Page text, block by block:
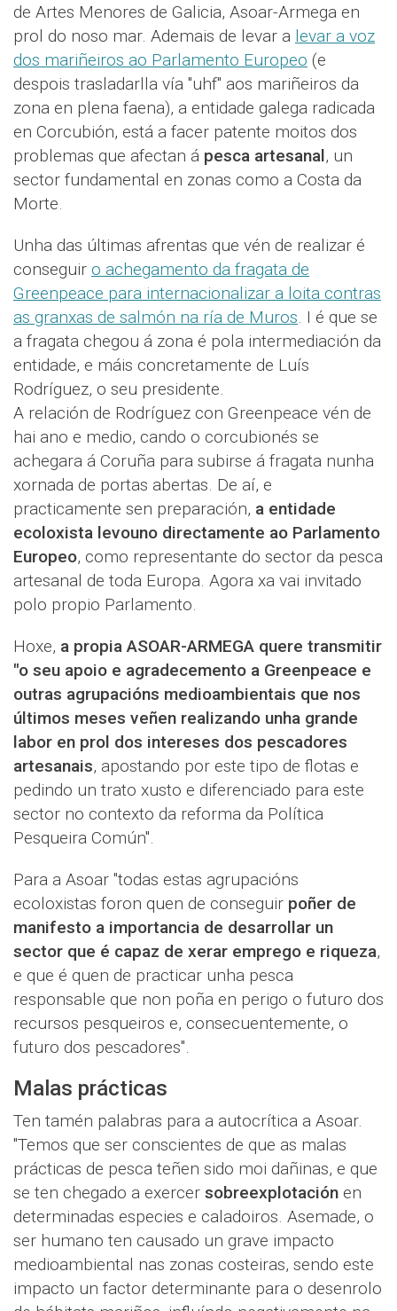
de Artes Menores de Galicia, Asoar-Armega en
prol do noso mar. Ademais de levar a levar a voz
dos mariñeiros ao Parlamento Europeo (e
despois trasladarlla vía "uhf" aos mariñeiros da
zona en plena faena), a entidade galega radicada
en Corcubión, está a facer patente moitos dos
problemas que afectan á pesca artesanal, un
sector fundamental en zonas como a Costa da
Morte.
Unha das últimas afrentas que vén de realizar é
conseguir o achegamento da fragata de
Greenpeace para internacionalizar a loita contras
as granxas de salmón na ría de Muros. I é que se
a fragata chegou á zona é pola intermediación da
entidade, e máis concretamente de Luís
Rodríguez, o seu presidente.
A relación de Rodríguez con Greenpeace vén de
hai ano e medio, cando o corcubionés se
achegara á Coruña para subirse á fragata nunha
xornada de portas abertas. De aí, e
practicamente sen preparación, a entidade
ecoloxista levouno directamente ao Parlamento
Europeo, como representante do sector da pesca
artesanal de toda Europa. Agora xa vai invitado
polo propio Parlamento.
Hoxe, a propia ASOAR-ARMEGA quere transmitir
"o seu apoio e agradecemento a Greenpeace e
outras agrupacións medioambientais que nos
últimos meses veñen realizando unha grande
labor en prol dos intereses dos pescadores
artesanais, apostando por este tipo de flotas e
pedindo un trato xusto e diferenciado para este
sector no contexto da reforma da Política
Pesqueira Común".
Para a Asoar "todas estas agrupacións
ecoloxistas foron quen de conseguir poñer de
manifesto a importancia de desarrollar un
sector que é capaz de xerar emprego e riqueza,
e que é quen de practicar unha pesca
responsable que non poña en perigo o futuro dos
recursos pesqueiros e, consecuentemente, o
futuro dos pescadores".
Malas prácticas
Ten tamén palabras para a autocrítica a Asoar.
"Temos que ser conscientes de que as malas
prácticas de pesca teñen sido moi dañinas, e que
se ten chegado a exercer sobreexplotación en
determinadas especies e caladoiros. Asemade, o
ser humano ten causado un grave impacto
medioambiental nas zonas costeiras, sendo este
impacto un factor determinante para o desenrolo